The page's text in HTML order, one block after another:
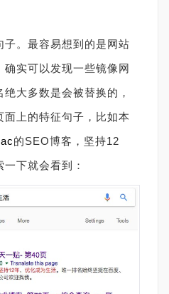
。最容易想到的是网站
确实可以发现一些镜像网
大多数是会被替换的，
面上的特征句子，比如本
的SEO博客，坚持12
下就会看到：